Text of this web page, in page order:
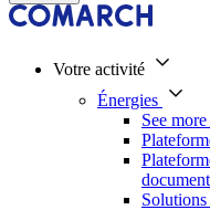
Votre activité
Énergies
See